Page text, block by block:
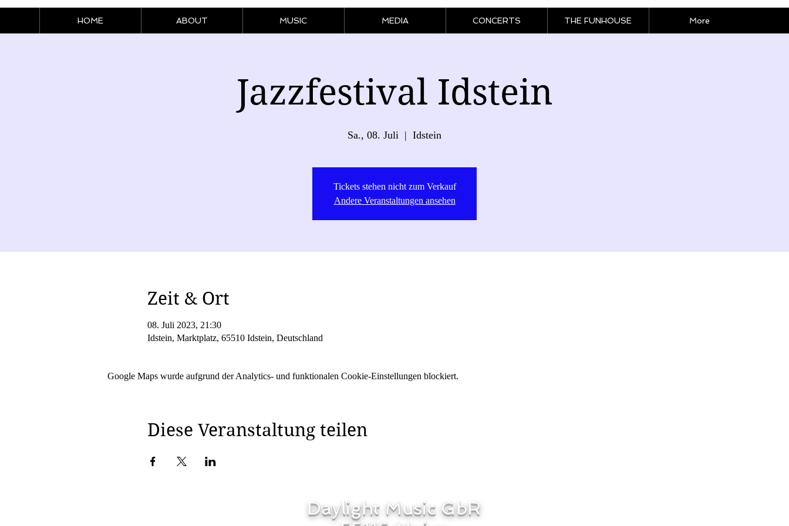
HOME ABOUT MUSIC MEDIA CONCERTS THE FUNHOUSE More
Jazzfestival Idstein
Sa., 08. Juli
  |
Idstein
Tickets stehen nicht zum Verkauf
Andere Veranstaltungen ansehen
Zeit & Ort
08. Juli 2023, 21:30
Idstein, Marktplatz, 65510 Idstein, Deutschland
Google Maps wurde aufgrund der Analytics- und funktionalen Cookie-Einstellungen blockiert.
Diese Veranstaltung teilen
Daylight Music GbR